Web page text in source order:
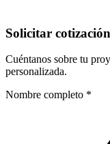
Solicitar cotización
Cuéntanos sobre tu
personalizada.
Nombre completo *